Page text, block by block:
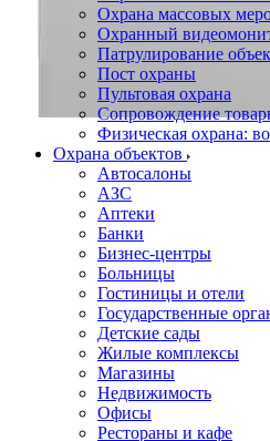
Охрана массовых
Охранный
Патрулирование
Пост охраны
Пультовая охрана
Сопровождение
Физическая охрана:
Охрана объектов
Автосалоны
АЗС
Аптеки
Банки
Бизнес-центры
Больницы
Гостиницы и отели
Государственные
Детские сады
Жилые комплексы
Магазины
Недвижимость
Офисы
Рестораны и кафе